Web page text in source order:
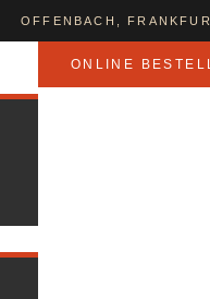
OFFENBACH,
ONLINE